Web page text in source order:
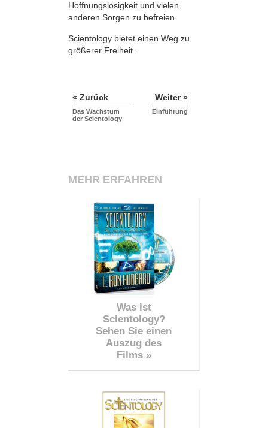
Hoffnungslosigkeit und vielen
anderen Sorgen zu befreien.
Scientology bietet einen Weg zu
größerer Freiheit.
« Zurück
Das Wachstum
der Scientology
Weiter »
Einführung
MEHR ERFAHREN
Was ist
Scientology?
Sehen Sie einen
Auszug des
Films »